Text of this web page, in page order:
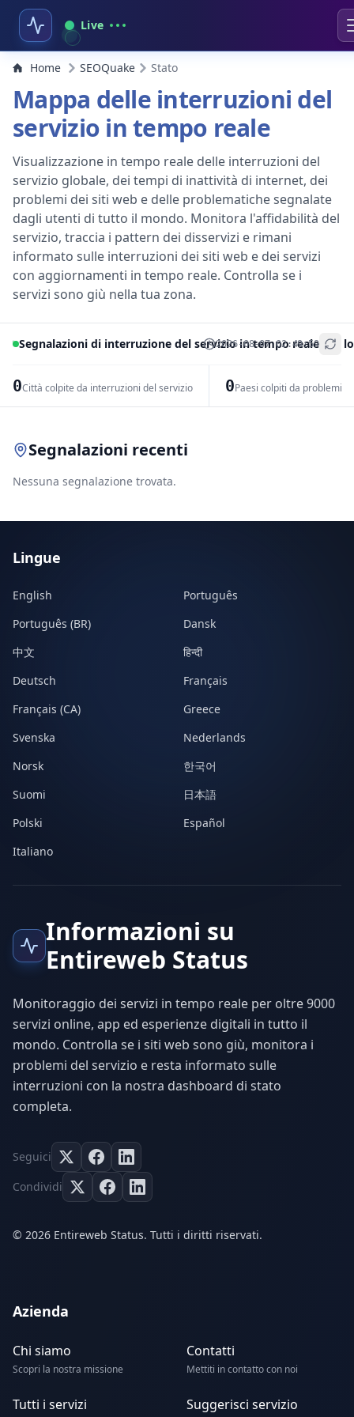
Live
Home SEOQuake Stato
Mappa delle interruzioni del
servizio in tempo reale
Visualizzazione in tempo reale delle interruzioni del
servizio globale, dei tempi di inattività di internet, dei
problemi dei siti web e delle problematiche segnalate
dagli utenti di tutto il mondo. Monitora l'affidabilità del
servizio, traccia i pattern dei disservizi e rimani
informato sulle interruzioni dei siti web e dei servizi
con aggiornamenti in tempo reale. Controlla se i
servizi sono giù nella tua zona.
Segnalazioni di interruzione del servizio in tempo reale per
2026-08-07 02:49:59
0Città colpite da interruzioni del servizio 0Paesi colpiti da problemi
+
Segnalazioni recenti
Nessuna segnalazione trovata.
Lingue
English
Português
Português (BR)
Dansk
中文
हिन्दी
Deutsch
Français
Français (CA)
Greece
Svenska
Nederlands
Norsk
한국어
Suomi
日本語
Polski
Español
Italiano
Informazioni su
Entireweb Status
Monitoraggio dei servizi in tempo reale per oltre 9000
servizi online, app ed esperienze digitali in tutto il
mondo. Controlla se i siti web sono giù, monitora i
problemi del servizio e resta informato sulle
interruzioni con la nostra dashboard di stato
completa.
Seguici
Condividi
© 2026 Entireweb Status. Tutti i diritti riservati.
Azienda
Chi siamo
Scopri la nostra missione
Contatti
Mettiti in contatto con noi
Tutti i servizi Suggerisci servizio